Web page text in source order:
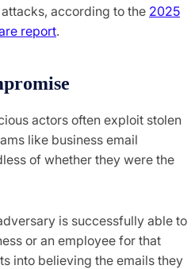
, according to the 2025
report.
actors often exploit stolen
like business email
of whether they were the
is successfully able to
or an employee for that
into believing the emails they